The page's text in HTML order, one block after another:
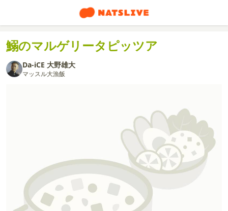
鰯のマルゲリータピッツア
Da-iCE 大野雄大
マッスル大漁飯